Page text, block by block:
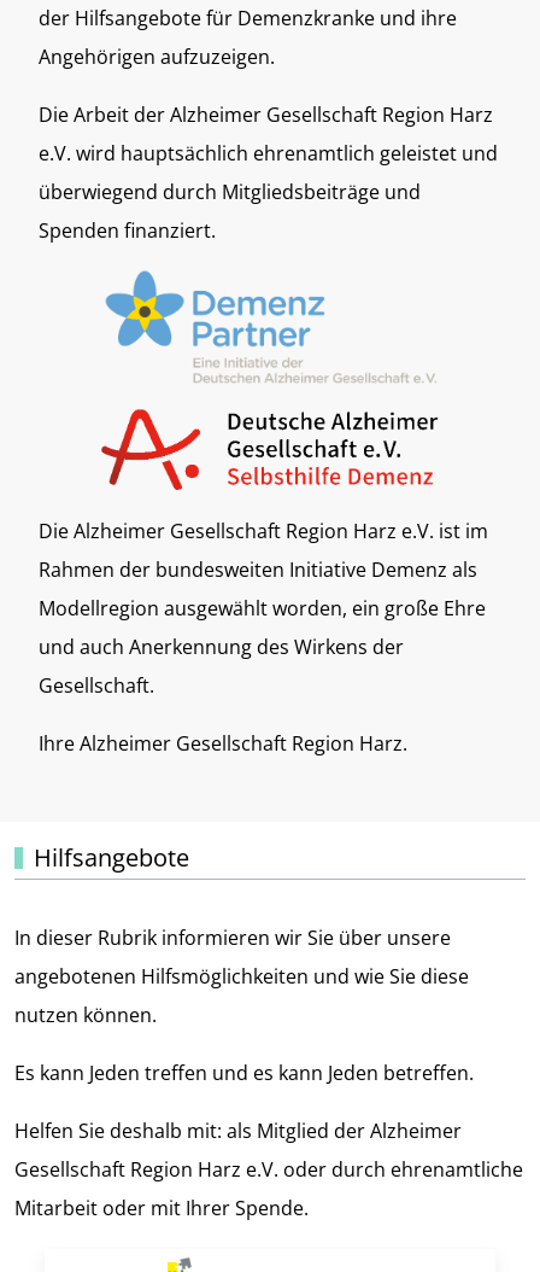
der Hilfsangebote für Demenzkranke und ihre
Angehörigen aufzuzeigen.
Die Arbeit der Alzheimer Gesellschaft Region Harz
e.V. wird hauptsächlich ehrenamtlich geleistet und
überwiegend durch Mitgliedsbeiträge und
Spenden finanziert.
Die Alzheimer Gesellschaft Region Harz e.V. ist im
Rahmen der bundesweiten Initiative Demenz als
Modellregion ausgewählt worden, ein große Ehre
und auch Anerkennung des Wirkens der
Gesellschaft.
Ihre Alzheimer Gesellschaft Region Harz.
Hilfsangebote
In dieser Rubrik informieren wir Sie über unsere
angebotenen Hilfsmöglichkeiten und wie Sie diese
nutzen können.
Es kann Jeden treffen und es kann Jeden betreffen.
Helfen Sie deshalb mit: als Mitglied der Alzheimer
Gesellschaft Region Harz e.V. oder durch ehrenamtliche
Mitarbeit oder mit Ihrer Spende.